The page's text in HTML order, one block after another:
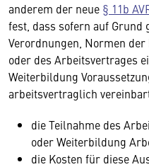
anderem der neue § 11b
fest, dass sofern auf Grund
Verordnungen, Normen
oder des Arbeitsvertrages
Weiterbildung
arbeitsvertraglich
die Teilnahme des
oder Weiterbildung
die Kosten für diese